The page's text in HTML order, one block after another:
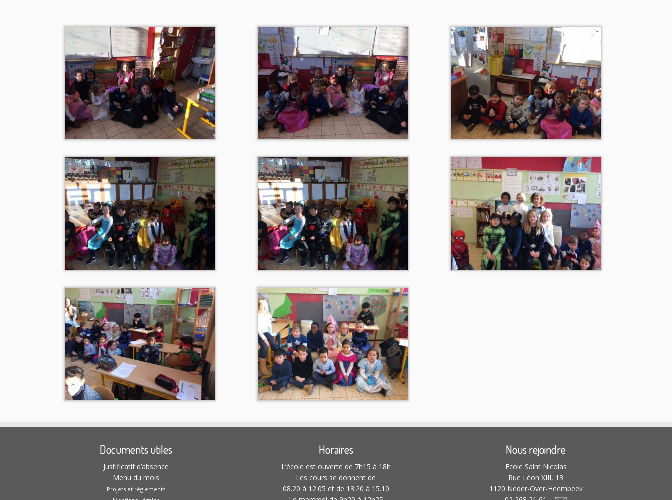
Documents utiles
Justificatif d’absence
Menu du mois
Projets et règlements
Horaires
L’école est ouverte de 7h15 à 18h
Les cours se donnent de
08.20 à 12.05 et de 13.20 à 15.10
Nous rejoindre
Ecole Saint Nicolas
Rue Léon XIII, 13
1120 Neder-Over-Heembeek